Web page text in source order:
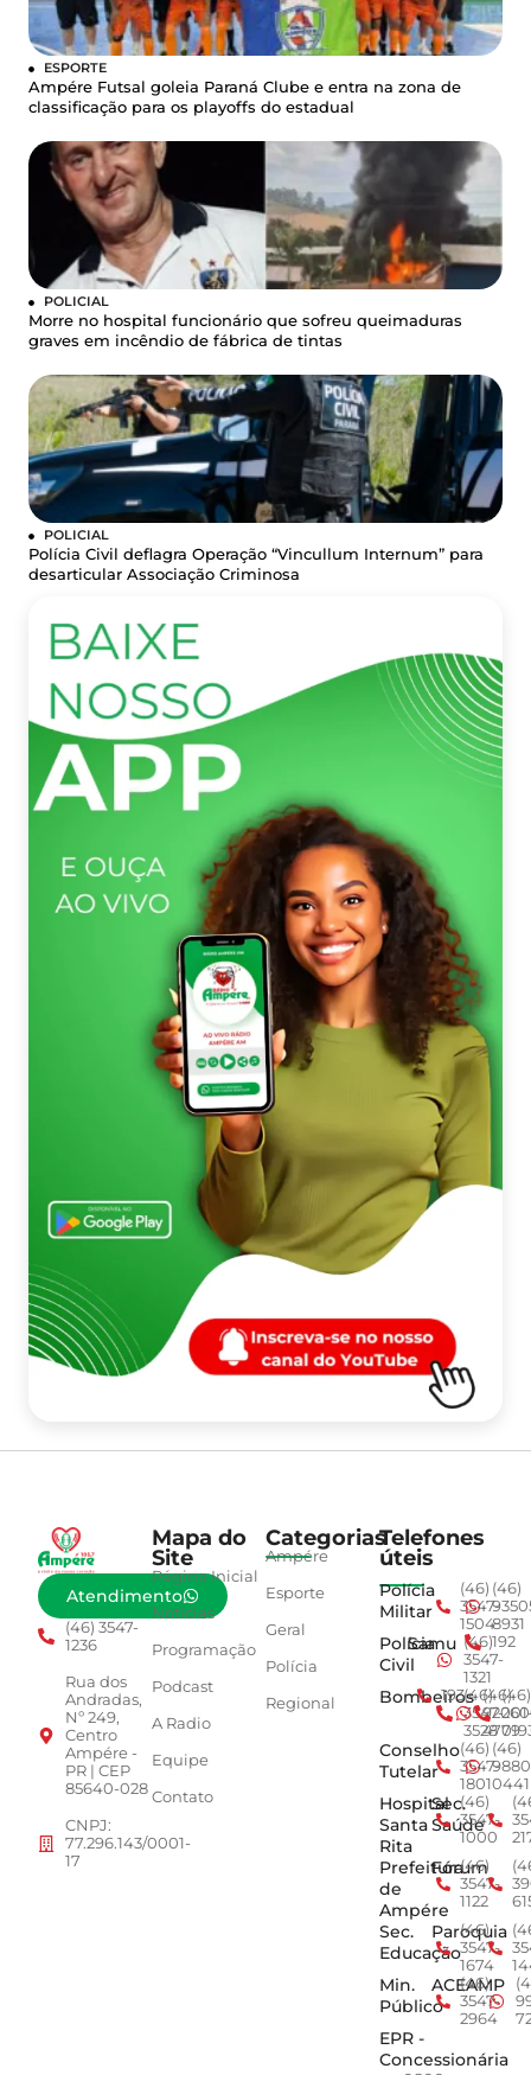
ESPORTE
Ampére Futsal goleia Paraná Clube e entra na zona de
classificação para os playoffs do estadual
POLICIAL
Morre no hospital funcionário que sofreu queimaduras
graves em incêndio de fábrica de tintas
POLICIAL
Polícia Civil deflagra Operação “Vincullum Internum” para
desarticular Associação Criminosa
Atendimento
(46) 3547-
1236
Rua dos
Andradas,
Nº 249,
Centro
Ampére -
PR | CEP
85640-028
CNPJ:
77.296.143/0001-
17
Mapa do
Site
Página Inicial
Notícias
Programação
Podcast
A Radio
Equipe
Contato
Categorias
Ampére
Esporte
Geral
Polícia
Regional
Telefones
úteis
Polícia
Militar
(46)
3547-
1504
(46)
8931
Polícia
Civil
Samu (46)
3547-
1321
192
Bombeiros
193(46)
3547-
3528
(46)
4779
(46)
Conselho
Tutelar
(46)
3547-
1801
(46)
0441
Hospital
Santa
Rita
Sec.
Saúde
(46)
3547-
1000
Prefeitura
de
Ampére
Fórum
(46)
3547-
1122
Sec.
Educação
Paroquia
(46)
3547-
1674
Min.
Público
ACEAMP
(46)
3547-
2964
EPR -
Concessionária